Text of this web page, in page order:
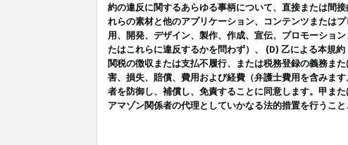
約の違反に関するあらゆる事柄について、直接または間
れらの素材と他のアプリケーション、コンテンツまたは
用、開発、デザイン、製作、作成、宣伝、プロモーショ
たはこれらに違反するかを問わず）、 (D) 乙による本規
関税の徴収または支払不履行、または税務登録の義務ま
害、損失、賠償、費用および経費（弁護士費用を含みま
者を防御し、補償し、免責することに同意します。甲ま
アマゾン関係者の代理としていかなる法的措置を行うこ